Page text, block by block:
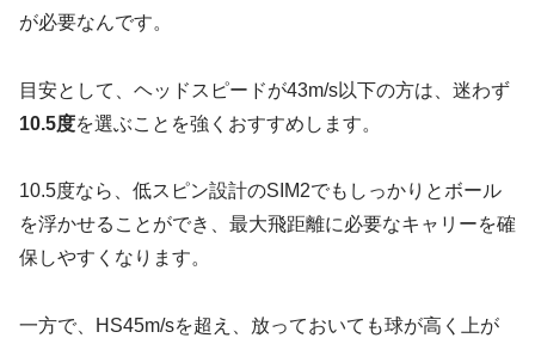
が必要なんです。
目安として、ヘッドスピードが43m/s以下の方は、迷わず
10.5度を選ぶことを強くおすすめします。
10.5度なら、低スピン設計のSIM2でもしっかりとボール
を浮かせることができ、最大飛距離に必要なキャリーを確
保しやすくなります。
一方で、HS45m/sを超え、放っておいても球が高く上が